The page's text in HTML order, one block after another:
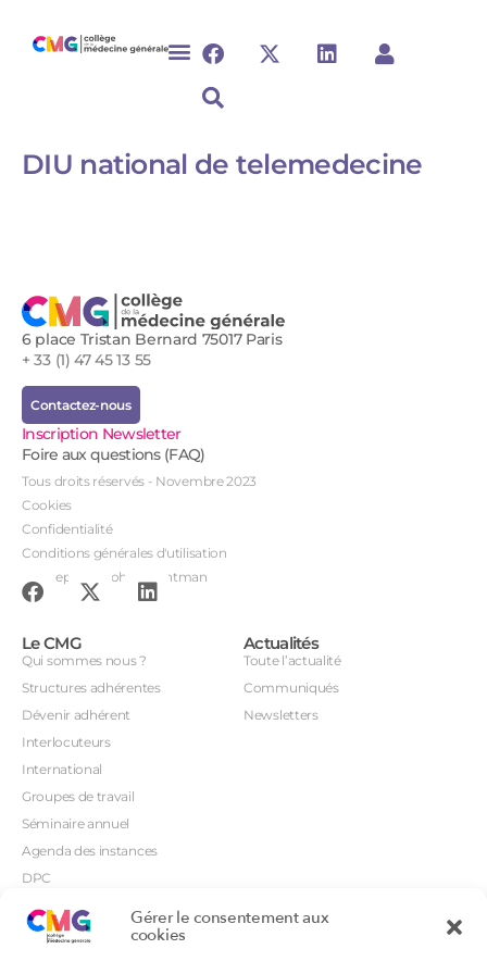
Gérer le consentement aux
cookies
DIU national de telemedecine ​
6 place Tristan Bernard 75017 Paris
+ 33 (1) 47 45 13 55
Contactez-nous
Inscription Newsletter
Foire aux questions (FAQ)
Tous droits réservés - Novembre 2023
Cookies
Confidentialité
Conditions générales d'utilisation
Conception : John Brightman
Le CMG
Qui sommes nous ?
Structures adhérentes
Dévenir adhérent
Interlocuteurs
International
Groupes de travail
Séminaire annuel
Agenda des instances
DPC
Orientations prioritaires
Actualités
Toute l’actualité
Communiqués
Newsletters